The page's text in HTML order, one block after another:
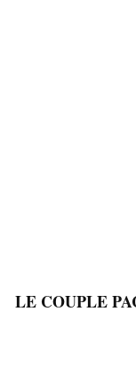
LE COUPLE